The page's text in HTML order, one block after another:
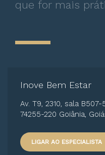
Doenças Testiculares
Doenças Uretrais
Estenose de Uretra
Hemospermia
Hidrocele e
Hipogonadismo
HPV
que for mais
Inove Bem Estar
Av. T9, 2310, sala B507-
74255-220 Goiânia,
LIGAR AO ESPECIALISTA